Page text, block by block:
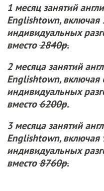
1 месяцзанятий
Englishtown, включая
индивидуальных
вместо2840р.
2 месяцазанятий
Englishtown, включая
индивидуальных
вместо6200р.
3 месяцазанятий
Englishtown, включая
индивидуальных
вместо8760р.